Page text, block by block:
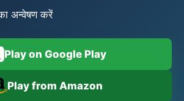
अन्वेषण करें
Play on Google Play
Play from Amazon